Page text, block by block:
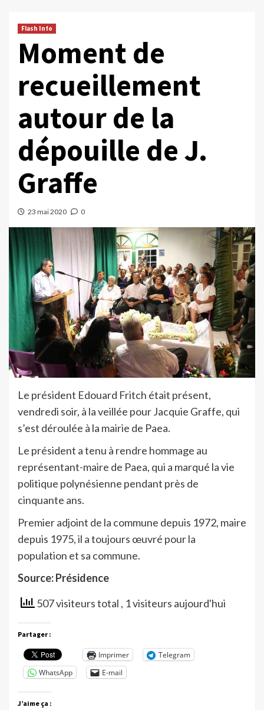
Flash Info
Moment de
recueillement
autour de la
dépouille de J.
Graffe
23 mai 2020 0
Le président Edouard Fritch était présent,
vendredi soir, à la veillée pour Jacquie Graffe, qui
s’est déroulée à la mairie de Paea.
Le président a tenu à rendre hommage au
représentant-maire de Paea, qui a marqué la vie
politique polynésienne pendant près de
cinquante ans.
Premier adjoint de la commune depuis 1972, maire
depuis 1975, il a toujours œuvré pour la
population et sa commune.
Source: Présidence
507 visiteurs total , 1 visiteurs aujourd'hui
Partager :
Imprimer
Telegram
WhatsApp
E-mail
J’aime ça :